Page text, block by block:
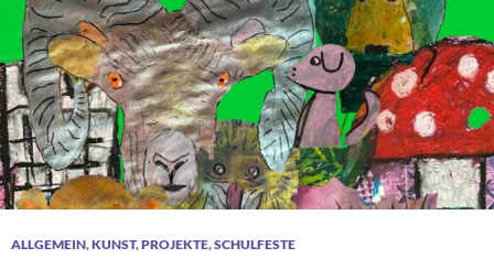
ALLGEMEIN,KUNST,PROJEKTE,SCHULFESTE